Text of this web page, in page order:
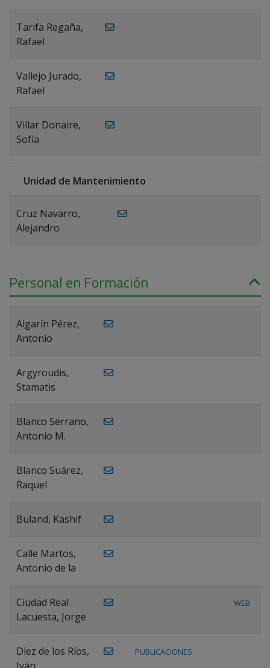
Tarifa Regaña,
Rafael
Vallejo Jurado,
Rafael
Villar Donaire,
Sofía
Unidad de Mantenimiento
Cruz Navarro,
Alejandro
Personal en Formación
Algarín Pérez,
Antonio
Argyroudis,
Stamatis
Blanco Serrano,
Antonio M.
Blanco Suárez,
Raquel
Buland, Kashif
Calle Martos,
Antonio de la
Ciudad Real
Lacuesta, Jorge
WEB
Díez de los Ríos,
PUBLICACIONES